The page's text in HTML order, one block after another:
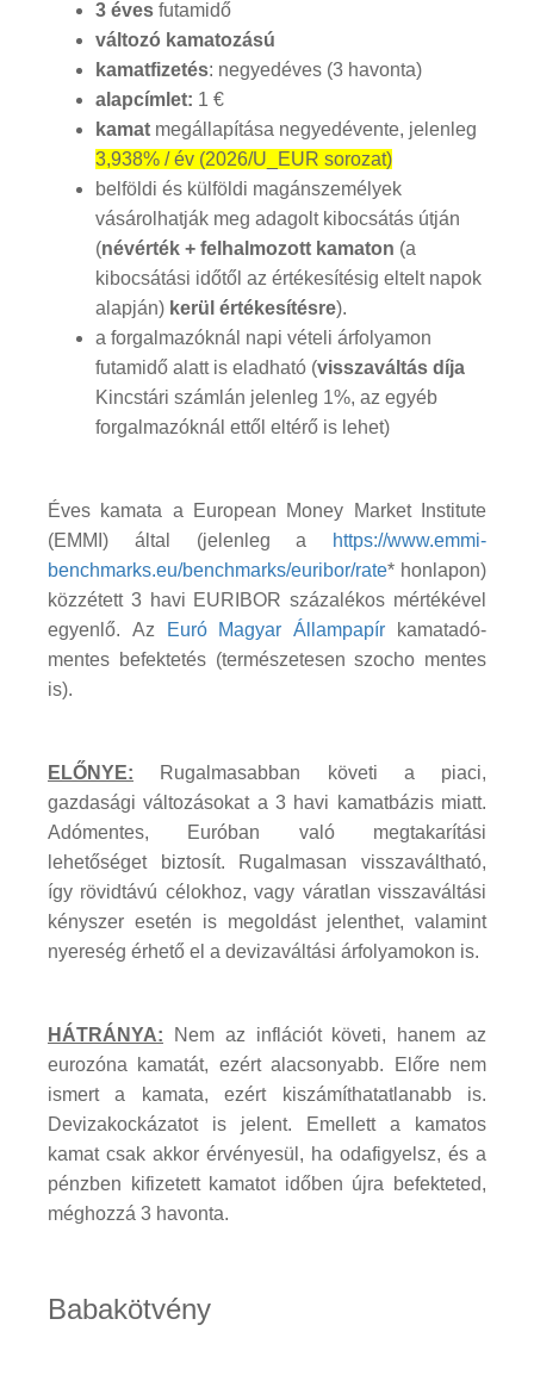
3 éves futamidő
változó kamatozású
kamatfizetés: negyedéves (3 havonta)
alapcímlet: 1 €
kamat megállapítása negyedévente, jelenleg
3,938% / év (2026/U_EUR sorozat)
belföldi és külföldi magánszemélyek
vásárolhatják meg adagolt kibocsátás útján
(névérték + felhalmozott kamaton (a
kibocsátási időtől az értékesítésig eltelt napok
alapján) kerül értékesítésre).
a forgalmazóknál napi vételi árfolyamon
futamidő alatt is eladható (visszaváltás díja
Kincstári számlán jelenleg 1%, az egyéb
forgalmazóknál ettől eltérő is lehet)
Éves kamata a European Money Market Institute
(EMMI) által (jelenleg a
https://www.emmi-
benchmarks.eu/benchmarks/euribor/rate* honlapon)
közzétett 3 havi EURIBOR százalékos mértékével
egyenlő. Az
Euró Magyar Állampapír kamatadó-
mentes befektetés (természetesen szocho mentes
is).
ELŐNYE: Rugalmasabban követi a piaci,
gazdasági változásokat a 3 havi kamatbázis miatt.
Adómentes, Euróban való megtakarítási
lehetőséget biztosít. Rugalmasan visszaváltható,
így rövidtávú célokhoz, vagy váratlan visszaváltási
kényszer esetén is megoldást jelenthet, valamint
nyereség érhető el a devizaváltási árfolyamokon is.
HÁTRÁNYA: Nem az inflációt követi, hanem az
eurozóna kamatát, ezért alacsonyabb. Előre nem
ismert a kamata, ezért kiszámíthatatlanabb is.
Devizakockázatot is jelent. Emellett a kamatos
kamat csak akkor érvényesül, ha odafigyelsz, és a
pénzben kifizetett kamatot időben újra befekteted,
méghozzá 3 havonta.
Babakötvény